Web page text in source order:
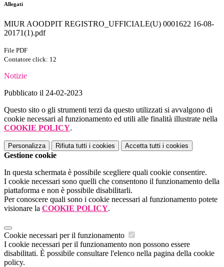
Allegati
MIUR AOODPIT REGISTRO_UFFICIALE(U) 0001622 16-08-
20171(1).pdf
File PDF
Contatore click: 12
Notizie
Pubblicato il 24-02-2023
Questo sito o gli strumenti terzi da questo utilizzati si avvalgono di
cookie necessari al funzionamento ed utili alle finalità illustrate nella
COOKIE POLICY.
Personalizza Rifiuta tutti i cookies Accetta tutti i cookies
Gestione cookie
In questa schermata è possibile scegliere quali cookie consentire.
I cookie necessari sono quelli che consentono il funzionamento della
piattaforma e non è possibile disabilitarli.
Per conoscere quali sono i cookie necessari al funzionamento potete
visionare la COOKIE POLICY.
Cookie necessari per il funzionamento
I cookie necessari per il funzionamento non possono essere
disabilitati. È possibile consultare l'elenco nella pagina della cookie
policy.